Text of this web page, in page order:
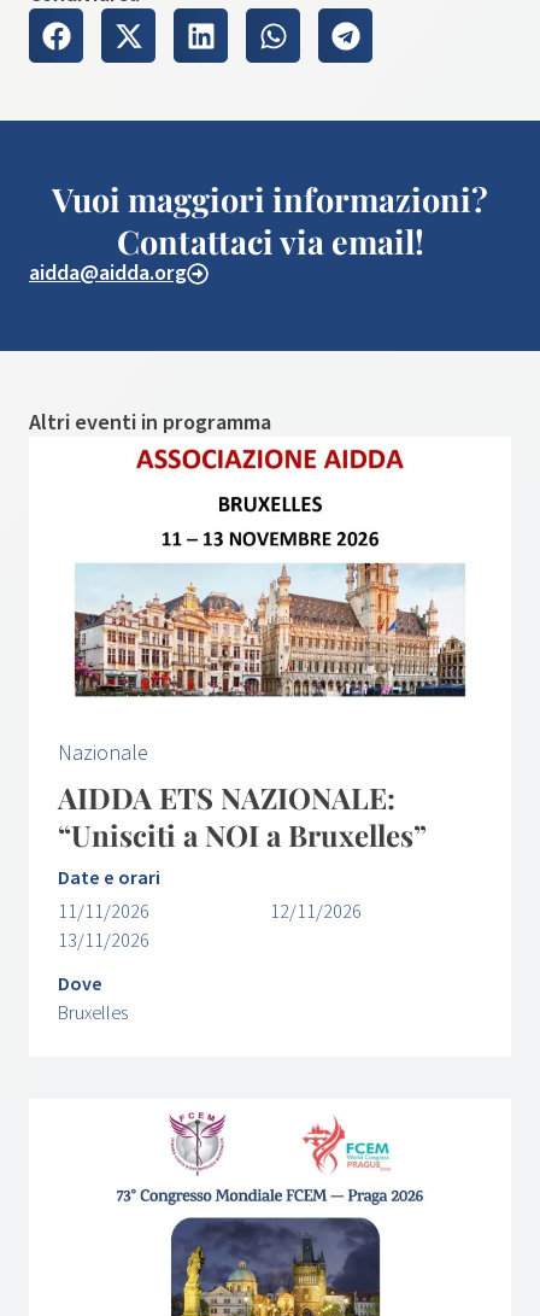
Vuoi maggiori informazioni?
Contattaci via email!
aidda@aidda.org
Altri eventi in programma
Nazionale
AIDDA ETS NAZIONALE:
“Unisciti a NOI a Bruxelles”
Date e orari
11/11/2026
12/11/2026
13/11/2026
Dove
Bruxelles